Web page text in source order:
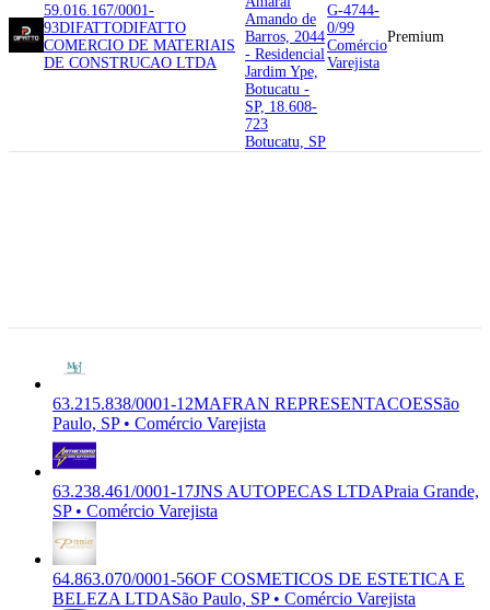
59.016.167/0001-
93DIFATTODIFATTO
COMERCIO DE MATERIAIS
DE CONSTRUCAO LTDA
Amando de
Barros, 2044
- Residencial
Jardim Ype,
Botucatu -
SP, 18.608-
723
Botucatu, SP
G-4744-
0/99
Comércio
Varejista
Premium
63.215.838/0001-12MAFRAN REPRESENTACOESSão
Paulo, SP • Comércio Varejista
63.238.461/0001-17JNS AUTOPECAS LTDAPraia Grande,
SP • Comércio Varejista
64.863.070/0001-56OF COSMETICOS DE ESTETICA E
BELEZA LTDASão Paulo, SP • Comércio Varejista